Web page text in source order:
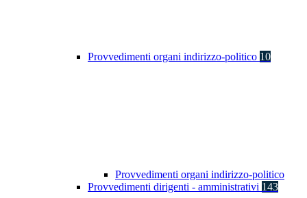
Provvedimenti organi indirizzo-politico 10
Provvedimenti organi indirizzo-politico
Provvedimenti dirigenti - amministrativi 143